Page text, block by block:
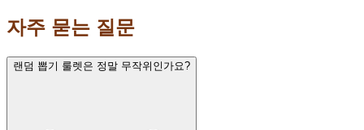
자주 묻는 질문
랜덤 뽑기 룰렛은 정말 무작위인가요?